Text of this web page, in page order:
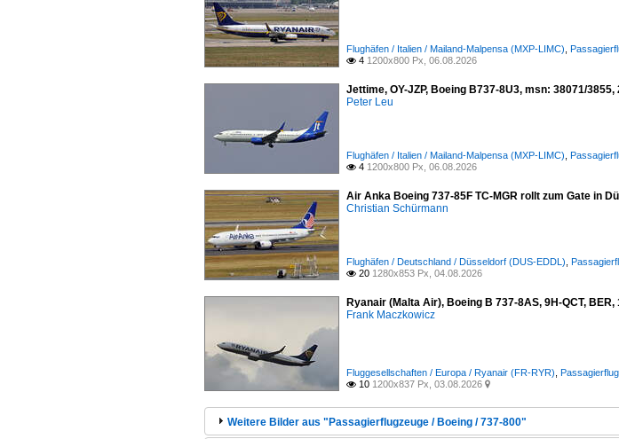
Flughäfen / Italien / Mailand-Malpensa (MXP-LIMC)
 4 1200x800 Px, 06.08.2026
Jettime, OY-JZP, Boeing B737-8U3, msn: 38071/
Peter Leu
Flughäfen / Italien / Mailand-Malpensa (MXP-LIMC)
 4 1200x800 Px, 06.08.2026
Air Anka Boeing 737-85F TC-MGR rollt zum Gate in
Christian Schürmann
Flughäfen / Deutschland / Düsseldorf (DUS-EDDL)
 20 1280x853 Px, 04.08.2026
Ryanair (Malta Air), Boeing B 737-8AS, 9H-QCT, BER,
Frank Maczkowicz
Fluggesellschaften / Europa / Ryanair (FR-RYR)
 10 1200x837 Px, 03.08.2026 
Weitere Bilder aus "Passagierflugzeuge / Boeing / 737-800"